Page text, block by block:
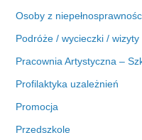
Osoby z
Podróże / wycieczki / wizyty
Pracownia Artystyczna –
Profilaktyka uzależnień
Promocja
Przedszkole